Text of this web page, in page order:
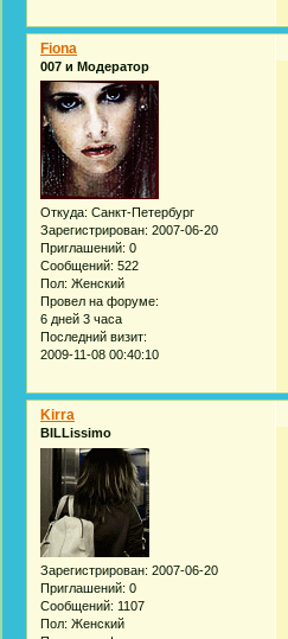
Fiona
007 и Модератор
Откуда: Санкт-Петербург
Зарегистрирован: 2007-06-20
Приглашений: 0
Сообщений: 522
Пол: Женский
Провел на форуме:
6 дней 3 часа
Последний визит:
2009-11-08 00:40:10
Kirra
BILLissimo
Зарегистрирован: 2007-06-20
Приглашений: 0
Сообщений: 1107
Пол: Женский